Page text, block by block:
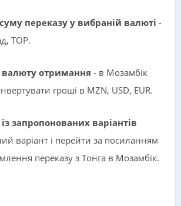
переказу у вибраній валюті -
TOP.
отримання - в Мозамбік
гроші в MZN, USD, EUR.
запропонованих варіантів
варіант і перейти за посиланням
переказу з Тонга в Мозамбік.